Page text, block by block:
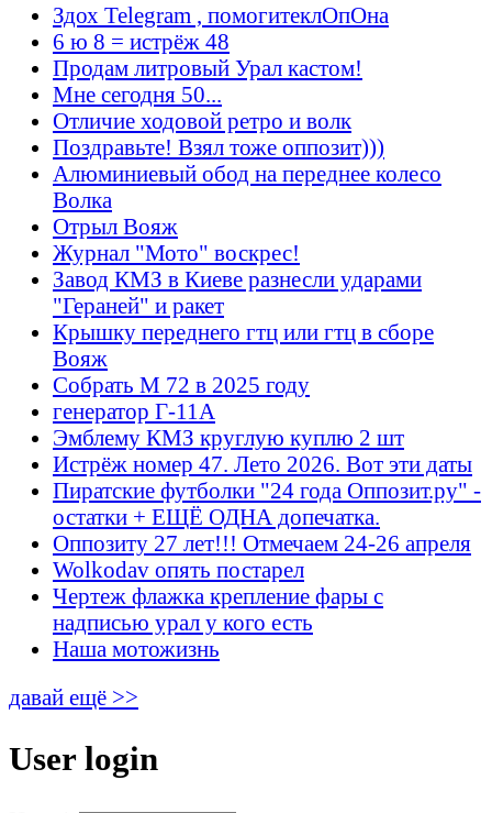
Здох Telegram , помогитеклОпОна
6 ю 8 = истрёж 48
Продам литровый Урал кастом!
Мне сегодня 50...
Отличие ходовой ретро и волк
Поздравьте! Взял тоже оппозит)))
Алюминиевый обод на переднее колесо
Волка
Отрыл Вояж
Журнал "Мото" воскрес!
Завод КМЗ в Киеве разнесли ударами
"Гераней" и ракет
Крышку переднего гтц или гтц в сборе
Вояж
Собрать М 72 в 2025 году
генератор Г-11А
Эмблему КМЗ круглую куплю 2 шт
Истрёж номер 47. Лето 2026. Вот эти даты
Пиратские футболки "24 года Оппозит.ру" -
остатки + ЕЩЁ ОДНА допечатка.
Оппозиту 27 лет!!! Отмечаем 24-26 апреля
Wolkodav опять постарел
Чертеж флажка крепление фары с
надписью урал у кого есть
Наша мотожизнь
давай ещё >>
User login